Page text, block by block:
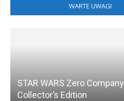
WARTE UWAGI
STAR WARS Zero Company
Collector’s Edition